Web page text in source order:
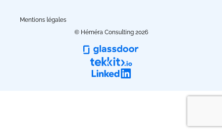
Mentions légales
© Héméra Consulting 2026